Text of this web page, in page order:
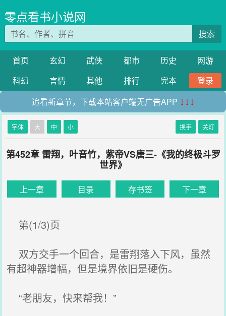
零点看书小说网
搜索
首页 玄幻 武侠 都市 历史
网游
科幻
言情 其他 排行 完本
登录
追看新章节，下载本站客户端无广告APP ↓↓↓
字体 大 中 小 换手 关灯
第452章 雷翔，叶音竹，紫帝VS唐三-《我的终极斗罗
世界》
上一章 目录 存书签 下一章
第(1/3)页
双方交手一个回合，是雷翔落入下风，虽然
有超神器增幅，但是境界依旧是硬伤。
“老朋友，快来帮我！”